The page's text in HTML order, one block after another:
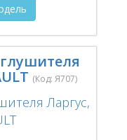
(Код:Я707)